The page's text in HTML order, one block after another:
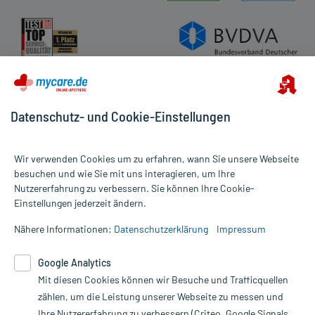
Alle Preise gelten inkl. MwSt., ggf. zzgl. Versandkosten
Informationen auf dieser Website werden ausschließlich für
die Untersuchung und Behandlung durch einen Arzt. Bitte
Therapien eingeleitet werden können. | Diese Webseite benutzt
Google Analytics. Lesen Sie bitte dazu die wichtigen Hinweise in
unserer Datenschutzerklärung. Für den Widerruf einer Bestellung
nutzen Sie das Formular:
Datenschutz- und Cookie-Einstellungen
Wir verwenden Cookies um zu erfahren, wann Sie unsere Webseite
besuchen und wie Sie mit uns interagieren, um Ihre
Nutzererfahrung zu verbessern. Sie können Ihre Cookie-
Einstellungen jederzeit ändern.
Nähere Informationen: Datenschutzerklärung Impressum
Google Analytics
Mit diesen Cookies können wir Besuche und Trafficquellen
zählen, um die Leistung unserer Webseite zu messen und